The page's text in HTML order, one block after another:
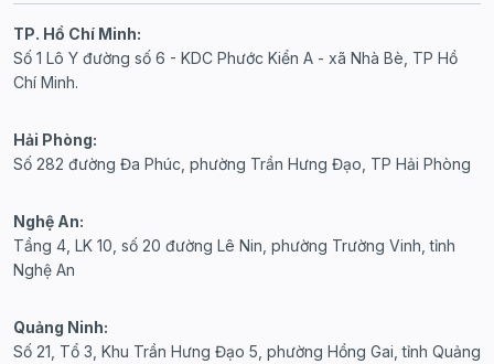
TP. Hồ Chí Minh:
Số 1 Lô Y đường số 6 - KDC Phước Kiển A - xã Nhà Bè, TP Hồ
Chí Minh.
Hải Phòng:
Số 282 đường Đa Phúc, phường Trần Hưng Đạo, TP Hải Phòng
Nghệ An:
Tầng 4, LK 10, số 20 đường Lê Nin, phường Trường Vinh, tỉnh
Nghệ An
Quảng Ninh:
Số 21, Tổ 3, Khu Trần Hưng Đạo 5, phường Hồng Gai, tỉnh Quảng